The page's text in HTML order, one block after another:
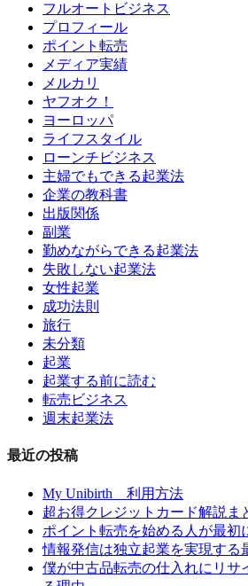
フルオートビジネス
プロフィール
ポイント転売
メディア実績
メルカリ
ヤフオク！
ヨーロッパ
ライフスタイル
ローンチビジネス
主婦でもできる起業法
企業の教科書
出版関係
副業
勤めながらできる起業法
失敗しない起業法
女性起業
成功法則
旅行
未分類
起業
起業する前に読む
転売ビジネス
週末起業法
最近の投稿
My Unibirth 利用方法
超お得クレジットカード解説ま
ポイント転売を始める人が最初
情報発信は独立起業を実現する
僕が中古品転売の仕入れにリサ